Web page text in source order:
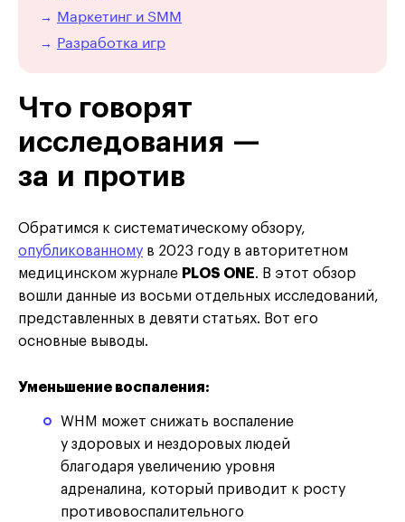
→ Маркетинг и SMM
→ Разработка игр
Что говорят
исследования —
за и против
Обратимся к систематическому обзору,
опубликованному в 2023 году в авторитетном
медицинском журнале PLOS ONE. В этот обзор
вошли данные из восьми отдельных исследований,
представленных в девяти статьях. Вот его
основные выводы.
Уменьшение воспаления:
WHM может снижать воспаление
у здоровых и нездоровых людей
благодаря увеличению уровня
адреналина, который приводит к росту
противовоспалительного